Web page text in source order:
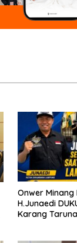
Onwer Minang
H.Junaedi DUKUNG
Karang Taruna Provinsi